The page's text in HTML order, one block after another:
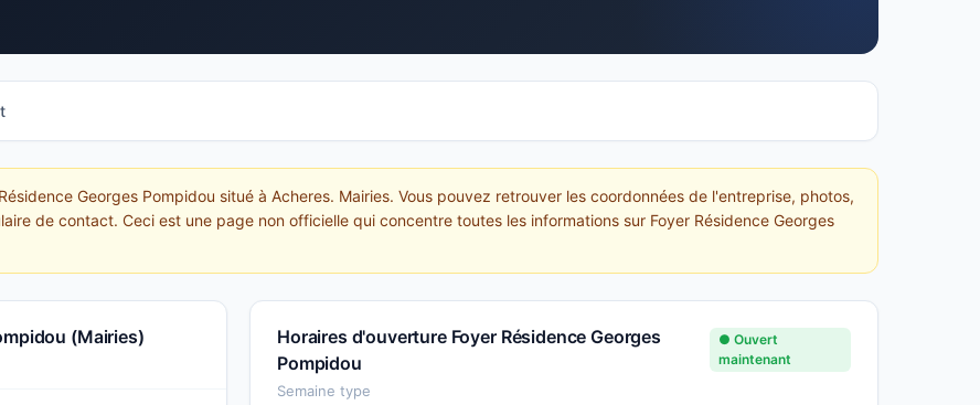
Georges Pompidou situé à Acheres. Mairies. Vous pouvez retrouver les coordonnées de l'entreprise, photos,
de contact. Ceci est une page non officielle qui concentre toutes les informations sur Foyer Résidence Georges
(Mairies)
Horaires d'ouverture Foyer Résidence Georges
Pompidou
● Ouvert
maintenant
Semaine type